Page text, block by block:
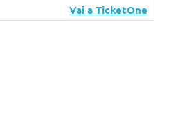
Vai a TicketOne